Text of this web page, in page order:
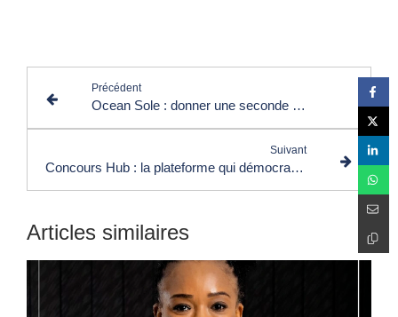
Précédent
Ocean Sole : donner une seconde vie aux tongs et à la planète
Suivant
Concours Hub : la plateforme qui démocratise l’accès aux concours et recrutements en Côte d’Ivoire
Articles similaires